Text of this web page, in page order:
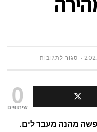
סגור לתגובותעל
להגיע
0
שיתופים
מהנה מעבר לים.